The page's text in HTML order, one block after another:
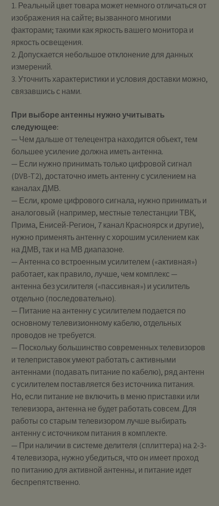
1. Реальный цвет товара может немного отличаться от
изображения на сайте; вызванного многими
факторами; такими как яркость вашего монитора и
яркость освещения.
2. Допускается небольшое отклонение для данных
измерений.
3. Уточнить характеристики и условия доставки можно,
связавшись с нами.
При выборе антенны нужно учитывать
следующее:
— Чем дальше от телецентра находится объект, тем
большее усиление должна иметь антенна.
— Если нужно принимать только цифровой сигнал
(DVB-T2), достаточно иметь антенну с усилением на
каналах ДМВ.
— Если, кроме цифрового сигнала, нужно принимать и
аналоговый (например, местные телестанции ТВК,
Прима, Енисей-Регион, 7 канал Красноярск и другие),
нужно применять антенну с хорошим усилением как
на ДМВ, так и на МВ диапазоне.
— Антенна со встроенным усилителем («активная»)
работает, как правило, лучше, чем комплекс —
антенна без усилителя («пассивная») и усилитель
отдельно (последовательно).
— Питание на антенну с усилителем подается по
основному телевизионному кабелю, отдельных
проводов не требуется.
— Поскольку большинство современных телевизоров
и телеприставок умеют работать с активными
антеннами (подавать питание по кабелю), ряд антенн
с усилителем поставляется без источника питания.
Но, если питание не включить в меню приставки или
телевизора, антенна не будет работать совсем. Для
работы со старым телевизором лучше выбирать
антенну с источником питания в комплекте.
— При наличии в системе делителя (сплиттера) на 2-3-
4 телевизора, нужно убедиться, что он имеет проход
по питанию для активной антенны, и питание идет
беспрепятственно.